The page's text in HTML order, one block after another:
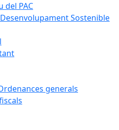
del PAC
Sostenible
generals